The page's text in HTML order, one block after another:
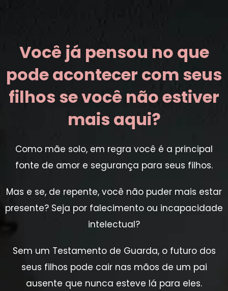
Você já pensou no que
pode acontecer com seus
filhos se você não estiver
mais aqui?
Como mãe solo, em regra você é a principal
fonte de amor e segurança para seus filhos.
Mas e se, de repente, você não puder mais estar
presente? Seja por falecimento ou incapacidade
intelectual?
Sem um Testamento de Guarda, o futuro dos
seus filhos pode cair nas mãos de um pai
ausente que nunca esteve lá para eles.